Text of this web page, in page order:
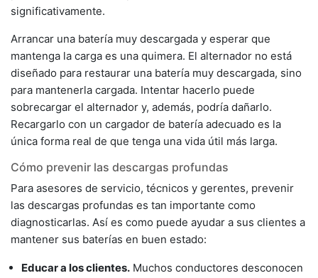
significativamente.
Arrancar una batería muy descargada y esperar que
mantenga la carga es una quimera. El alternador no está
diseñado para restaurar una batería muy descargada, sino
para mantenerla cargada. Intentar hacerlo puede
sobrecargar el alternador y, además, podría dañarlo.
Recargarlo con un cargador de batería adecuado es la
única forma real de que tenga una vida útil más larga.
Cómo prevenir las descargas profundas
Para asesores de servicio, técnicos y gerentes, prevenir
las descargas profundas es tan importante como
diagnosticarlas. Así es como puede ayudar a sus clientes a
mantener sus baterías en buen estado:
Educar a los clientes. Muchos conductores desconocen